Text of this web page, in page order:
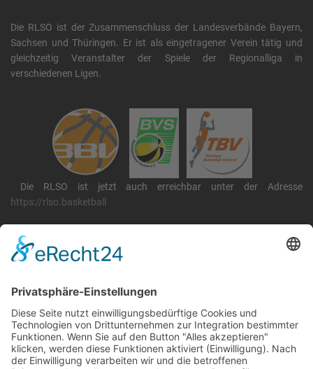
Die RLSO ist der Zusammenschluss der Landesverbände Bayern,
Sachsen und Thüringen. Er ist als eingetragener Verein tätig und
gleichzeitig Veranstalter der Spiele der Regionalliga in
verschiedenen Ligen.
Die RLSO ist jetzt auch erreichbar unter der Adresse
https://rlso.basketball
RLSO Minikalender